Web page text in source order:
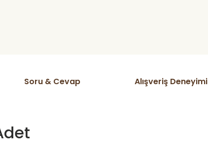
Soru & Cevap Alışveriş Deneyimi